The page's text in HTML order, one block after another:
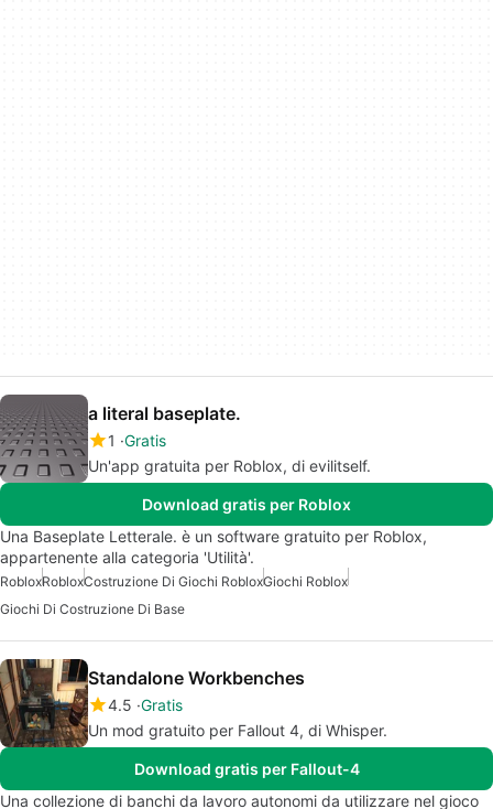
a literal baseplate.
1 Gratis
Un'app gratuita per Roblox, di evilitself.
Download gratis per Roblox
Una Baseplate Letterale. è un software gratuito per Roblox,
appartenente alla categoria 'Utilità'.
RobloxRobloxCostruzione Di Giochi RobloxGiochi Roblox
Giochi Di Costruzione Di Base
Standalone Workbenches
4.5 Gratis
Un mod gratuito per Fallout 4, di Whisper.
Download gratis per Fallout-4
Una collezione di banchi da lavoro autonomi da utilizzare nel gioco